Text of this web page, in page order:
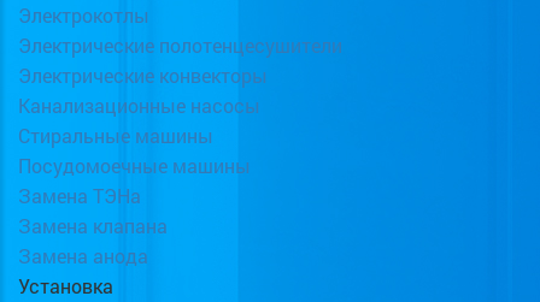
Электрокотлы
Электрические полотенцесушители
Электрические конвекторы
Канализационные насосы
Стиральные машины
Посудомоечные машины
Замена ТЭНа
Замена клапана
Замена анода
Установка